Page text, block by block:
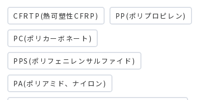
CFRTP(熱可塑性CFRP) PP(ポリプロピレン)
PC(ポリカーボネート)
PPS(ポリフェニレンサルファイド)
PA(ポリアミド、ナイロン)